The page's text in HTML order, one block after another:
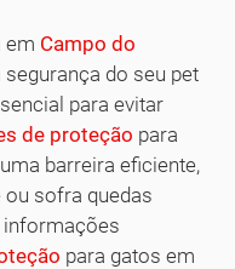
em Campo do
do seu pet
para evitar
de proteção para
barreira eficiente,
ou sofra quedas
informações
para gatos em